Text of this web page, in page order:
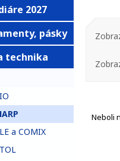
2027
pásky
technika
a COMIX
Neboli